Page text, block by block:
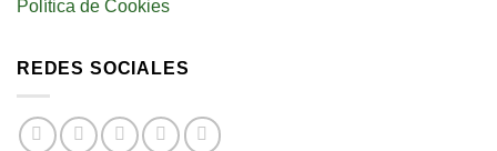
Política de Cookies
REDES SOCIALES